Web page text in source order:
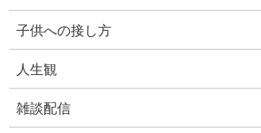
子供への接し方
人生観
雑談配信